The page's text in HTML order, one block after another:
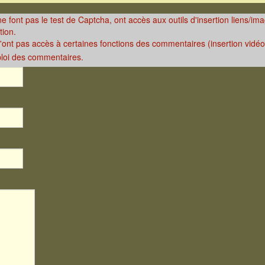
en bordure du PR6
font pas le test de Captcha, ont accès aux outils d'insertion liens/
pas accès à certaines fonctions des commentaires (insertion
des commentaires.